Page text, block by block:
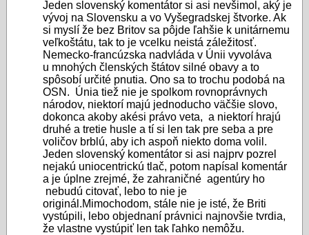
Jeden slovenský komentátor si asi nevšimol, aký je
vývoj na Slovensku a vo Vyšegradskej štvorke. Ak
si myslí že bez Britov sa pôjde ľahšie k unitárnemu
veľkoštátu, tak to je vcelku neistá záležitosť.
Nemecko-francúzska nadvláda v Únii vyvoláva
u mnohých členských štátov silné obavy a to
spôsobí určité pnutia. Ono sa to trochu podobá na
OSN. Únia tiež nie je spolkom rovnoprávnych
národov, niektorí majú jednoducho väčšie slovo,
dokonca akoby akési právo veta, a niektorí hrajú
druhé a tretie husle a tí si len tak pre seba a pre
voličov brblú, aby ich aspoň niekto doma volil.
Jeden slovenský komentátor si asi najprv pozrel
nejakú uniocentrickú tlač, potom napísal komentár
a je úplne zrejmé, že zahraničné agentúry ho
nebudú citovať, lebo to nie je
originál.Mimochodom, stále nie je isté, že Briti
vystúpili, lebo objednaní právnici najnovšie tvrdia,
že vlastne vystúpiť len tak ľahko nemôžu.